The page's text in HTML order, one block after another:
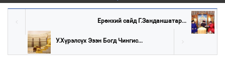
Ерөнхий сайд Г.Занданшатар...
У.Хүрэлсүх Эзэн Богд Чингис...